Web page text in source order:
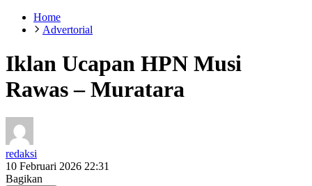
Home
Advertorial
Iklan Ucapan HPN Musi
Rawas – Muratara
redaksi
10 Februari 2026 22:31
Bagikan